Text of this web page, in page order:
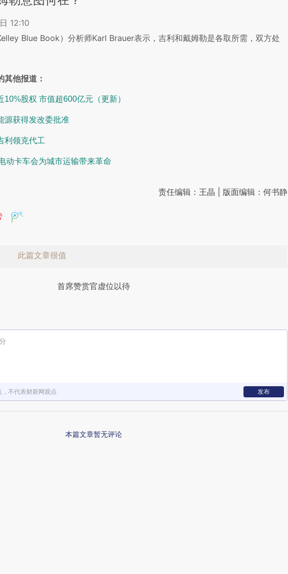
12:10
Blue Book）分析师Karl Brauer表示，吉利和戴姆勒是各取所需，双方处
其他报道：
股权 市值超600亿元（更新）
源获得发改委批准
利领克代工
动卡车会为城市运输带来革命
责任编辑：王晶 | 版面编辑：何书静
此篇文章很值
首席赞赏官虚位以待
不代表财新网观点 发布
本篇文章暂无评论